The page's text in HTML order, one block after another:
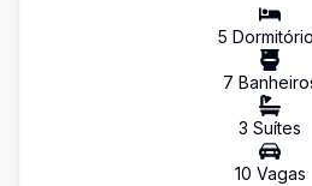
5 Dormitório
7 Banheiro
3 Suítes
10 Vagas